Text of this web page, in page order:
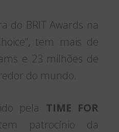
do BRIT Awards na
tem mais de
e 23 milhões de
do mundo.
pela TIME FOR
patrocínio da